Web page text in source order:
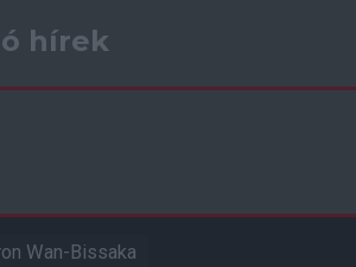
hírek
Wan-Bissaka